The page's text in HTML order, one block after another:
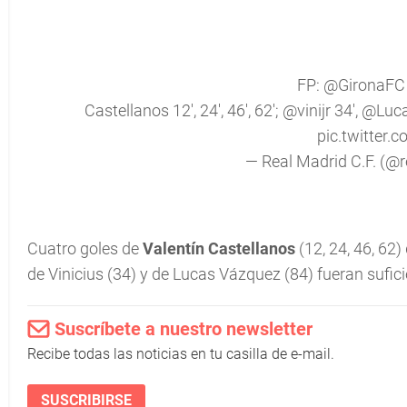
FP: @GironaFC
Castellanos 12', 24', 46', 62'; @vinijr 34',
— Real Madrid C.F.
Cuatro goles deValentín Castellanos (12, 24, 46,
de Vinicius (34) y de Lucas Vázquez (84) fueran
Suscríbete a nuestro newsletter
Recibe todas las noticias en tu casilla de e-mail.
SUSCRIBIRSE